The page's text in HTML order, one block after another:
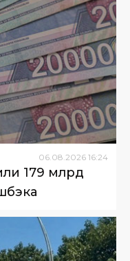
06.08.2026 16:24
179 млрд